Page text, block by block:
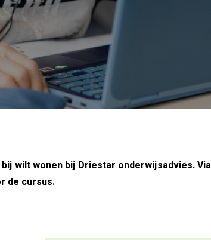
wilt wonen bij Driestar onderwijsadvies. Via
de cursus.